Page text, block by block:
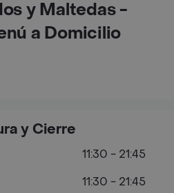
y Maltedas -
a Domicilio
y Cierre
11:30 - 21:45
11:30 - 21:45